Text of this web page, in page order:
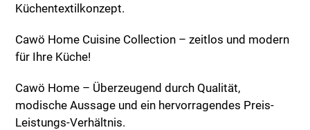
Küchentextilkonzept.
Cawö Home Cuisine Collection – zeitlos und modern
für Ihre Küche!
Cawö Home – Überzeugend durch Qualität,
modische Aussage und ein hervorragendes Preis-
Leistungs-Verhältnis.